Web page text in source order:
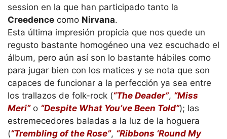
session en la que han participado tanto la
Creedence como Nirvana.
Esta última impresión propicia que nos quede un
regusto bastante homogéneo una vez escuchado el
álbum, pero aún así son lo bastante hábiles como
para jugar bien con los matices y se nota que son
capaces de funcionar a la perfección ya sea entre
los trallazos de folk-rock (“The Deader”, “Miss
Meri”o “Despite What You’ve Been Told”); las
estremecedores baladas a la luz de la hoguera
(“Trembling of the Rose”, “Ribbons ‘Round My